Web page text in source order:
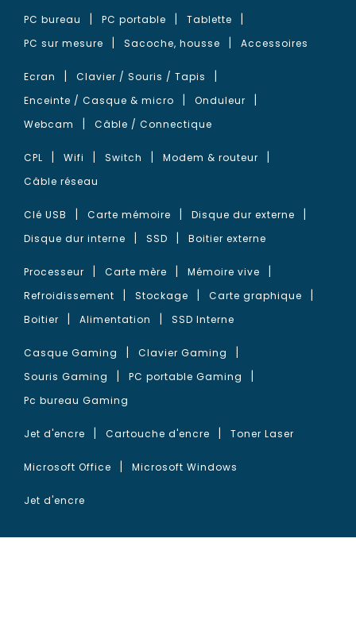
PC bureau PC portable
Tablette
PC sur mesure
Sacoche, housse Accessoires
Ecran
Clavier / Souris / Tapis
Enceinte / Casque & micro
Onduleur
Webcam
Câble / Connectique
CPL Wifi Switch
Modem & routeur
Câble réseau
Clé USB Carte mémoire
Disque dur externe
Disque dur interne
SSD Boitier externe
Processeur Carte mère
Mémoire vive
Refroidissement
Stockage
Carte graphique
Boitier
Alimentation SSD Interne
Casque Gaming
Clavier Gaming
Souris Gaming
PC portable Gaming
Pc bureau Gaming
Jet d'encre Cartouche d'encre Toner Laser
Microsoft Office Microsoft Windows
Jet d'encre